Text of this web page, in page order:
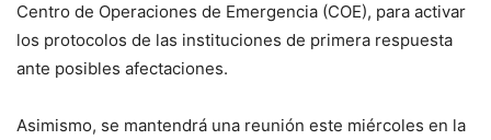
Centro de Operaciones de Emergencia (COE), para activar
los protocolos de las instituciones de primera respuesta
ante posibles afectaciones.
Asimismo, se mantendrá una reunión este miércoles en la